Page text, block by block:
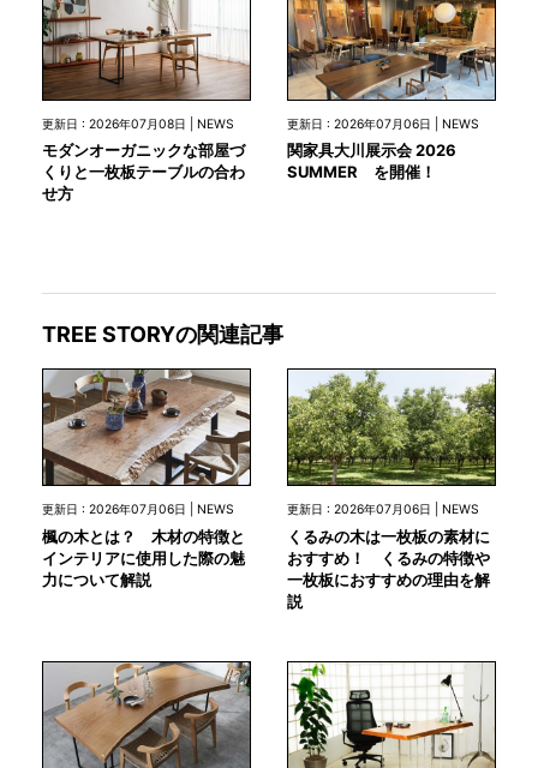
更新日 : 2026年07月08日 | NEWS
モダンオーガニックな部屋づ
くりと一枚板テーブルの合わ
せ方
更新日 : 2026年07月06日 | NEWS
関家具大川展示会 2026
SUMMER を開催！
TREE STORYの関連記事
更新日 : 2026年07月06日 | NEWS
楓の木とは？ 木材の特徴と
インテリアに使用した際の魅
力について解説
更新日 : 2026年07月06日 | NEWS
くるみの木は一枚板の素材に
おすすめ！ くるみの特徴や
一枚板におすすめの理由を解
説